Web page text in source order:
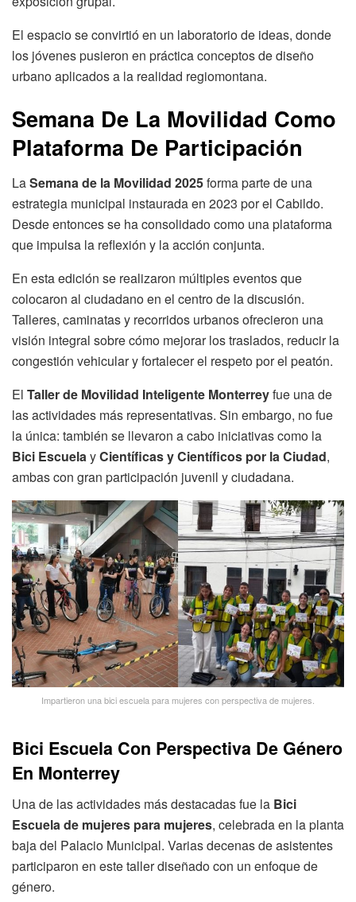
El espacio se convirtió en un laboratorio de ideas, donde
los jóvenes pusieron en práctica conceptos de diseño
urbano aplicados a la realidad regiomontana.
Semana De La Movilidad Como
Plataforma De Participación
LaSemana de la Movilidad 2025forma parte de una
estrategia municipal instaurada en 2023 por el Cabildo.
Desde entonces se ha consolidado como una plataforma
que impulsa la reflexión y la acción conjunta.
En esta edición se realizaron múltiples eventos que
colocaron al ciudadano en el centro de la discusión.
Talleres, caminatas y recorridos urbanos ofrecieron una
visión integral sobre cómo mejorar los traslados, reducir la
congestión vehicular y fortalecer el respeto por el peatón.
El Taller de Movilidad Inteligente Monterreyfue una de
las actividades más representativas. Sin embargo, no fue
la única: también se llevaron a cabo iniciativas como la
Bici EscuelayCientíficas y Científicos por la Ciudad,
ambas con gran participación juvenil y ciudadana.
Impartieron una bici escuela para mujeres con perspectiva de mujeres.
Bici Escuela Con Perspectiva De Género
En Monterrey
Una de las actividades más destacadas fue la Bici
Escuela de mujeres para mujeres, celebrada en la planta
baja del Palacio Municipal. Varias decenas de asistentes
participaron en este taller diseñado con un enfoque de
género.